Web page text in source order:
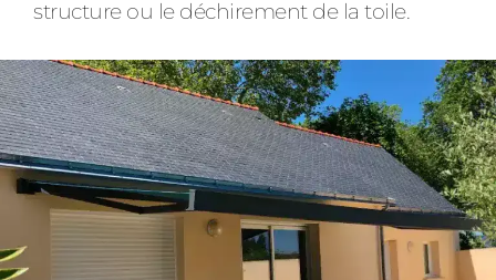
structure ou le déchirement de la toile.